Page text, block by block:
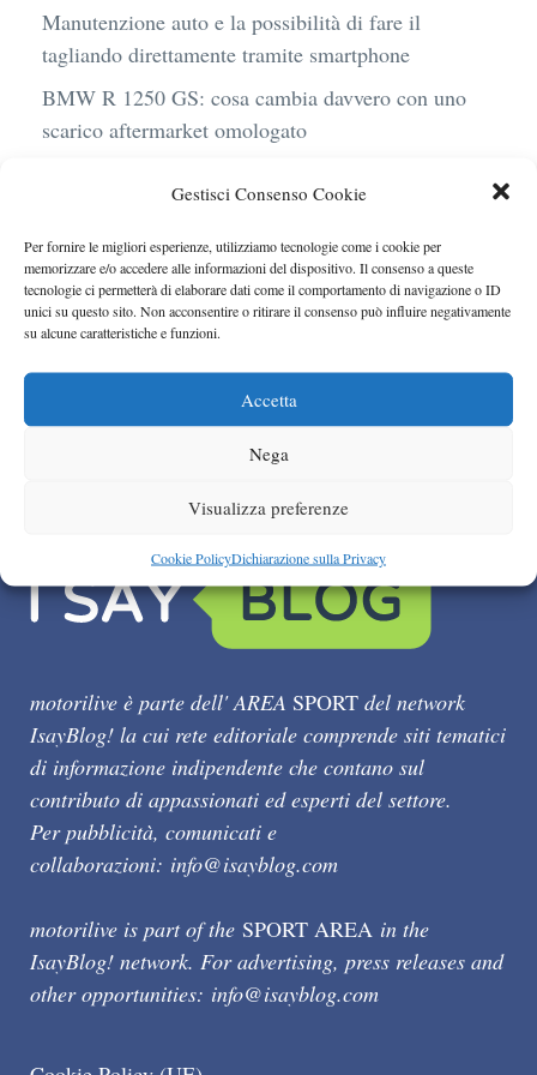
Gestisci Consenso Cookie
Per fornire le migliori esperienze, utilizziamo tecnologie come i cookie per
memorizzare e/o accedere alle informazioni del dispositivo. Il consenso a queste
tecnologie ci permetterà di elaborare dati come il comportamento di navigazione o ID
unici su questo sito. Non acconsentire o ritirare il consenso può influire negativamente
su alcune caratteristiche e funzioni.
Accetta
Nega
Visualizza preferenze
Cookie PolicyDichiarazione sulla Privacy
Manutenzione auto e la possibilità di fare il
tagliando direttamente tramite smartphone
BMW R 1250 GS: cosa cambia davvero con uno
scarico aftermarket omologato
sostenibile, stile, anche con noleggio a lungo
termine
Ufficiale l’arrivo degli stop lampeggianti
obbligatori in Italia
motorilive è parte dell' AREA SPORT del network
IsayBlog! la cui rete editoriale comprende siti tematici
di informazione indipendente che contano sul
contributo di appassionati ed esperti del settore.
Per pubblicità, comunicati e
collaborazioni: info@isayblog.com
motorilive is part of the SPORT AREA in the
IsayBlog! network. For advertising, press releases and
other opportunities: info@isayblog.com